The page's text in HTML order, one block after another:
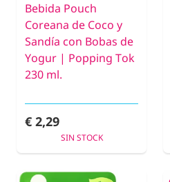
Bebida Pouch
Coreana de Coco y
Sandía con Bobas de
Yogur | Popping Tok
230 ml.
€ 2,29
SIN STOCK